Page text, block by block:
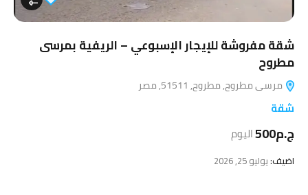
شقة مفروشة للإيجار الإسبوعي – الريفية بمرسى
مطروح
مرسى مطروح, مطروح, 51511, مصر
شقة
ج.م500 اليوم
اضيف:يوليو 25, 2026